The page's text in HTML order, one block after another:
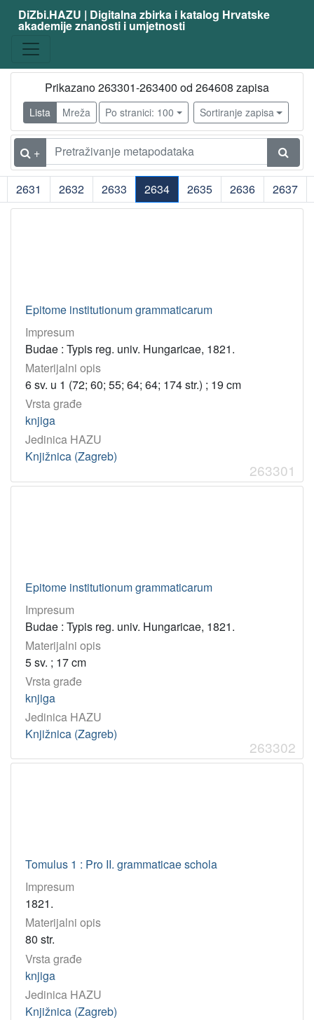
DiZbi.HAZU | Digitalna zbirka i katalog Hrvatske
akademije znanosti i umjetnosti
Prikazano 263301-263400 od 264608 zapisa
Lista Mreža Po stranici: 100 Sortiranje zapisa
+
2631 2632 2633
2634
(current)
2635 2636 2637
Epitome institutionum grammaticarum
Impresum
Budae : Typis reg. univ. Hungaricae, 1821.
Materijalni opis
6 sv. u 1 (72; 60; 55; 64; 64; 174 str.) ; 19 cm
Vrsta građe
knjiga
Jedinica HAZU
Knjižnica (Zagreb)
263301
Epitome institutionum grammaticarum
Impresum
Budae : Typis reg. univ. Hungaricae, 1821.
Materijalni opis
5 sv. ; 17 cm
Vrsta građe
knjiga
Jedinica HAZU
Knjižnica (Zagreb)
263302
Tomulus 1 : Pro II. grammaticae schola
Impresum
1821.
Materijalni opis
80 str.
Vrsta građe
knjiga
Jedinica HAZU
Knjižnica (Zagreb)